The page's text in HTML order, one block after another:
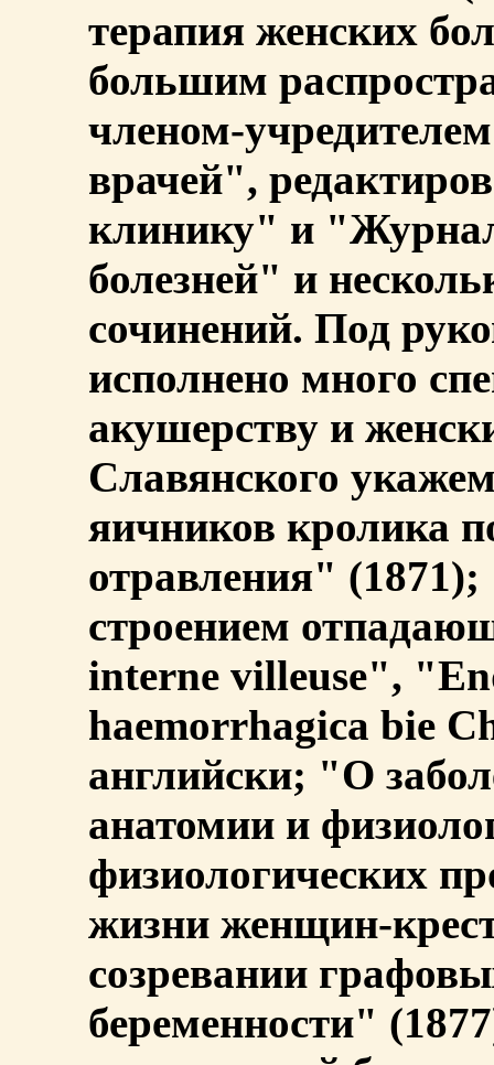
терапия женских
большим
членом-
врачей",
клинику" и
болезней" и
сочинений. Под
исполнено много
акушерству и
Славянского
яичников кролика
отравления"
строением
interne villeuse",
haemorrhagica bie
английски; "О
анатомии и
физиологических
жизни женщин-
созревании
беременности"